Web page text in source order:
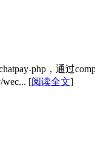
php，通过
wec... [阅读全文]